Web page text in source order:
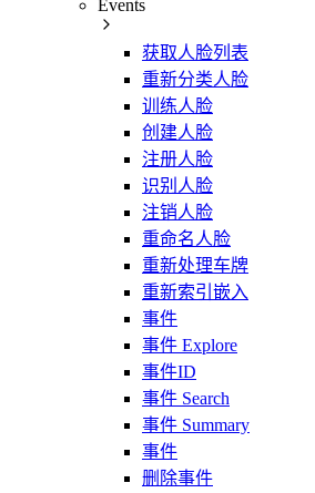
Events
获取人脸列表
重新分类人脸
训练人脸
创建人脸
注册人脸
识别人脸
注销人脸
重命名人脸
重新处理车牌
重新索引嵌入
事件
事件 Explore
事件ID
事件 Search
事件 Summary
事件
删除事件